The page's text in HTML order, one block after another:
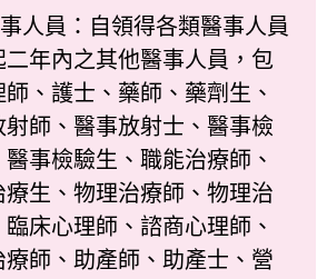
人員：自領得各類醫事人員
二年內之其他醫事人員，包
、護士、藥師、藥劑生、
射師、醫事放射士、醫事檢
事檢驗生、職能治療師、
療生、物理治療師、物理治
床心理師、諮商心理師、
療師、助產師、助產士、營